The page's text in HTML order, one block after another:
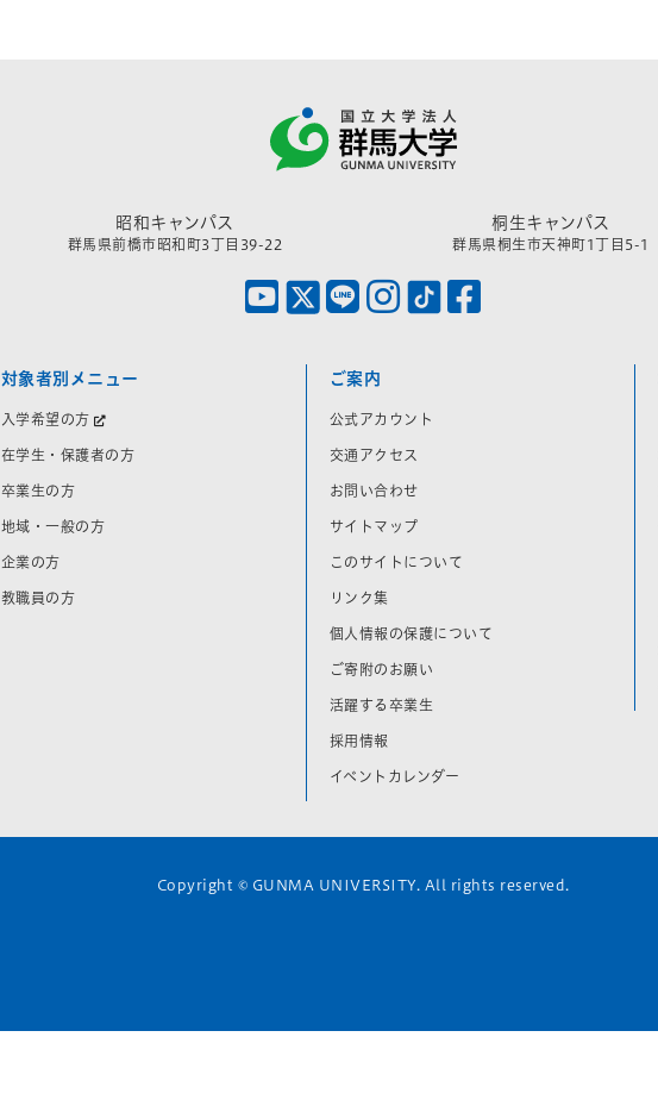
昭和キャンパス
群馬県前橋市昭和町3丁目39-22
桐生キャンパス
群馬県桐生市天神町1丁目5-1
対象者別メニュー
入学希望の方
在学生・保護者の方
卒業生の方
地域・一般の方
企業の方
教職員の方
ご案内
公式アカウント
交通アクセス
お問い合わせ
サイトマップ
このサイトについて
リンク集
個人情報の保護について
ご寄附のお願い
活躍する卒業生
採用情報
イベントカレンダー
Copyright © GUNMA UNIVERSITY. All rights reserved.